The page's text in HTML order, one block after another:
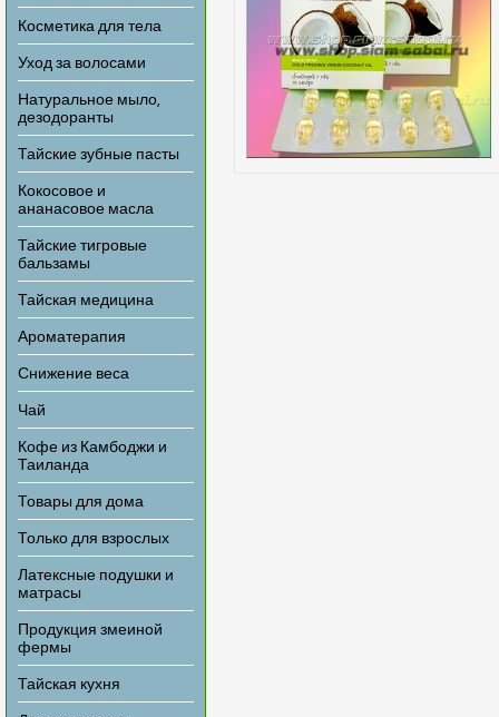
Косметика для тела
Уход за волосами
Натуральное мыло,
дезодоранты
Тайские зубные пасты
Кокосовое и
ананасовое масла
Тайские тигровые
бальзамы
Тайская медицина
Ароматерапия
Снижение веса
Чай
Кофе из Камбоджи и
Таиланда
Товары для дома
Только для взрослых
Латексные подушки и
матрасы
Продукция змеиной
фермы
Тайская кухня